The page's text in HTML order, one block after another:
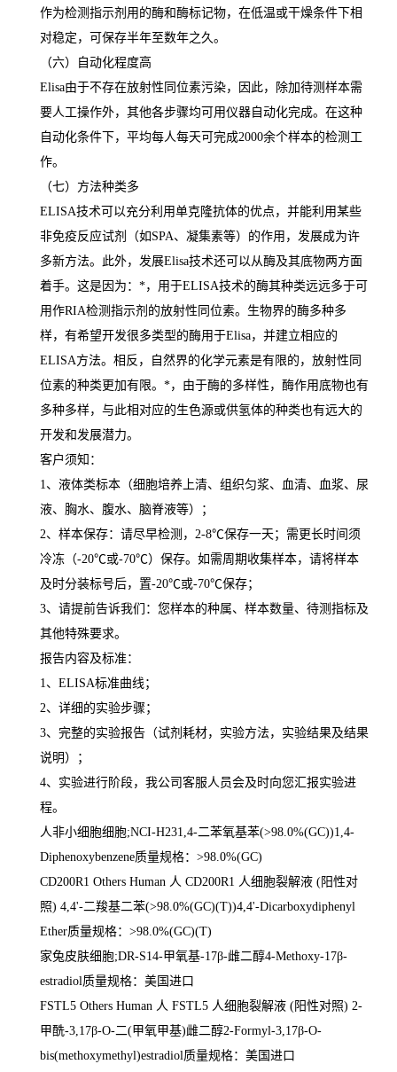
作为检测指示剂用的酶和酶标记物，在低温或干燥条件下相
对稳定，可保存半年至数年之久。
（六）自动化程度高
Elisa由于不存在放射性同位素污染，因此，除加待测样本需
要人工操作外，其他各步骤均可用仪器自动化完成。在这种
自动化条件下，平均每人每天可完成2000余个样本的检测工
作。
（七）方法种类多
ELISA技术可以充分利用单克隆抗体的优点，并能利用某些
非免疫反应试剂（如 SPA、凝集素等）的作用，发展成为许
多新方法。此外，发展Elisa技术还可以从酶及其底物两方面
着手。这是因为： *，用于ELISA技术的酶其种类远远多于可
用作RIA检测指示剂的放射性同位素。生物界的酶多种多
样，有希望开发很多类型的酶用于Elisa，并建立相应的
ELISA方法。相反，自然界的化学元素是有限的，放射性同
位素的种类更加有限。 *，由于酶的多样性，酶作用底物也有
多种多样，与此相对应的生色源或供氢体的种类也有远大的
开发和发展潜力。
客户须知：
1 、液体类标本（细胞培养上清、组织匀浆、血清、血浆、尿
液、胸水、腹水、脑脊液等）；
2、样本保存：请尽早检测， 2-8℃保存一天；需更长时间须
冷冻（-20℃或-70℃）保存。如需周期收集样本，请将样本
及时分装标号后，置-20℃或-70℃保存；
3、请提前告诉我们：您样本的种属、样本数量、待测指标及
其他特殊要求。
报告内容及标准：
1 、 ELISA标准曲线；
2、详细的实验步骤；
3、完整的实验报告（试剂耗材，实验方法，实验结果及结果
说明）；
4、实验进行阶段，我公司客服人员会及时向您汇报实验进
程。
人非小细胞细胞;NCI-H231,4-二苯氧基苯(>98.0%(GC))1,4-
Diphenoxybenzene质量规格： >98.0%(GC)
CD200R1 Others Human 人 CD200R1 人细胞裂解液 (阳性对
照) 4,4'-二羧基二苯(>98.0%(GC)(T))4,4'-Dicarboxydiphenyl
Ether质量规格： >98.0%(GC)(T)
家兔皮肤细胞;DR-S14-甲氧基-17β-雌二醇4-Methoxy-17β-
estradiol 质量规格：美国进口
FSTL5 Others Human 人 FSTL5 人细胞裂解液 (阳性对照) 2-
甲酰-3,17β-O-二(甲氧甲基)雌二醇2-Formyl-3,17β-O-
bis(methoxymethyl)estradiol 质量规格：美国进口